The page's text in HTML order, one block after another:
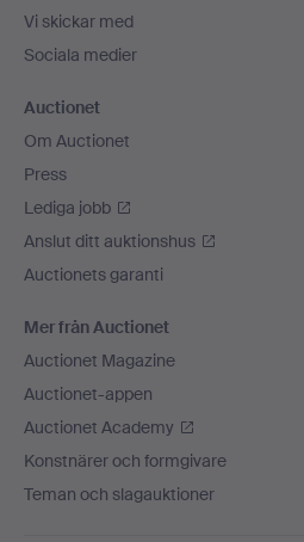
Vi skickar med
Sociala medier
Auctionet
Om Auctionet
Press
Lediga jobb
Anslut ditt auktionshus
Auctionets garanti
Mer från Auctionet
Auctionet Magazine
Auctionet-appen
Auctionet Academy
Konstnärer och formgivare
Teman och slagauktioner